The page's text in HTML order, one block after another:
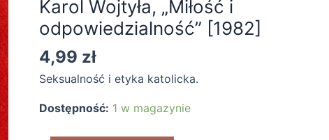
Karol Wojtyła, „Miłość i
odpowiedzialność” [1982]
4,99 zł
Seksualność i etyka katolicka.
Dostępność: 1 w magazynie
odpowiedzialność"